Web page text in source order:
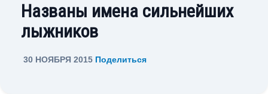
Названы имена сильнейших
лыжников
30 НОЯБРЯ 2015 Поделиться